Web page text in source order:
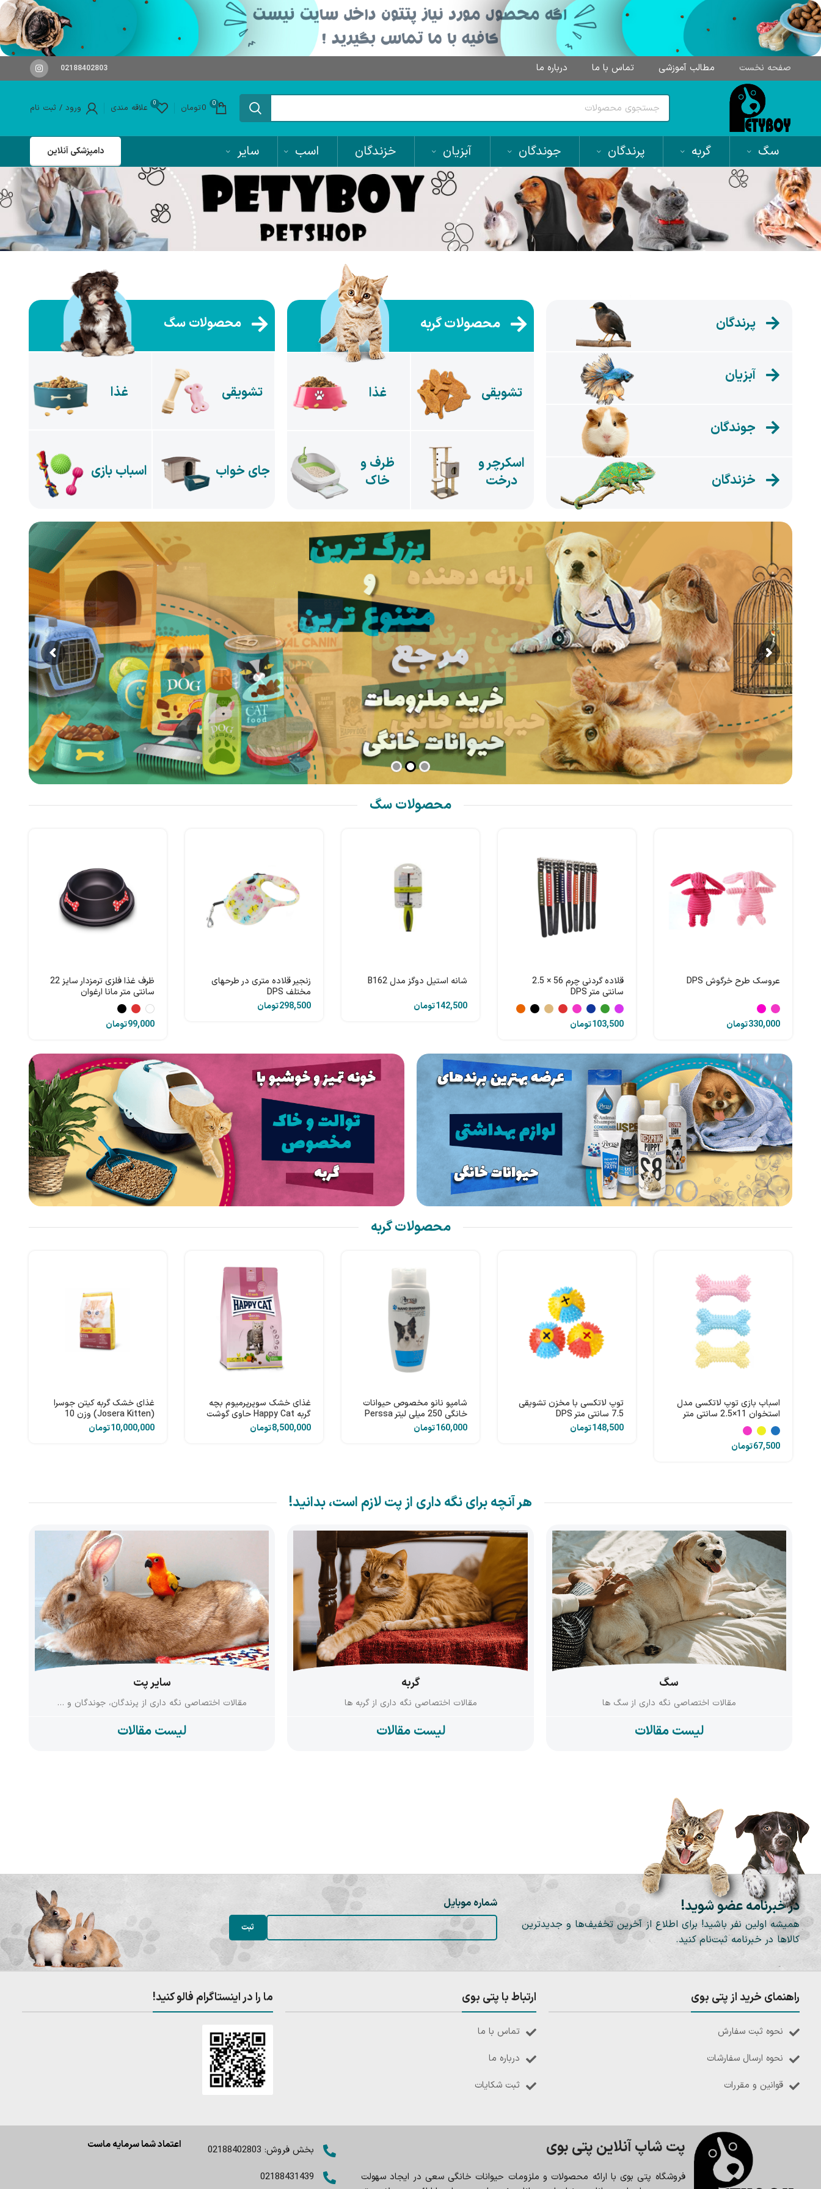
صفحه نخست مطالب آموزشی تماس با ما درباره ما 02188402803
0
0تومان 0 علاقه مندی ورود / ثبت نام
سگ گربه پرندگان جوندگان آبزیان خزندگان اسب سایر دامپزشکی آنلاین
پرندگان
آبزیان
جوندگان
خزندگان
محصولات گربه
تشویقی غذا
اسکرچر و
درخت
ظرف و
خاک
محصولات سگ
تشویقی غذا
جای خواب اسباب بازی
محصولات سگ
عروسک طرح خرگوش DPS
تومان
قلاده گردنی چرم 56 × 2.5
سانتی متر DPS
تومان
شانه استیل دوگز مدل B162
تومان
زنجیر قلاده متری در طرحهای
مختلف DPS
تومان
ظرف غذا فلزی ترمزدار سایز 22
سانتی متر مانا ارغوان
تومان
محصولات گربه
اسباب بازی توپ لاتکسی مدل
استخوان 11×2.5 سانتی متر
DPS
تومان
توپ لاتکسی با مخزن تشویقی
7.5 سانتی متر DPS
تومان
شامپو نانو مخصوص حیوانات
خانگی 250 میلی لیتر Perssa
تومان
غذای خشک سوپرپرمیوم بچه
گربه Happy Cat حاوی گوشت
مرغ 10 کیلوگرمی
تومان
غذای خشک گربه کیتن جوسرا
(Josera Kitten) وزن 10
کیلوگرم
تومان
هر آنچه برای نگه داری از پت لازم است، بدانید!
سگ
مقالات اختصاصی نگه داری از سگ ها
لیست مقالات
گربه
مقالات اختصاصی نگه داری از گربه ها
لیست مقالات
سایر پت
مقالات اختصاصی نگه داری از پرندگان، جوندگان و …
لیست مقالات
در خبرنامه عضو شوید!
همیشه اولین نفر باشید! برای اطلاع از آخرین تخفیف‌ها و جدیدترین
کالاها در خبرنامه ثبت‌نام کنید.
شماره موبایل
راهنمای خرید از پتی بوی
نحوه ثبت سفارش
نحوه ارسال سفارشات
قوانین و مقررات
ارتباط با پتی بوی
تماس با ما
درباره ما
ثبت شکایات
ما را در اینستاگرام فالو کنید!
پت شاپ آنلاین پتی بوی
فروشگاه پتی بوی با ارائه محصولات و ملزومات حیوانات خانگی سعی در ایجاد سهولت
بخش فروش: 02188402803
02188431439
اعتماد شما سرمایه ماست